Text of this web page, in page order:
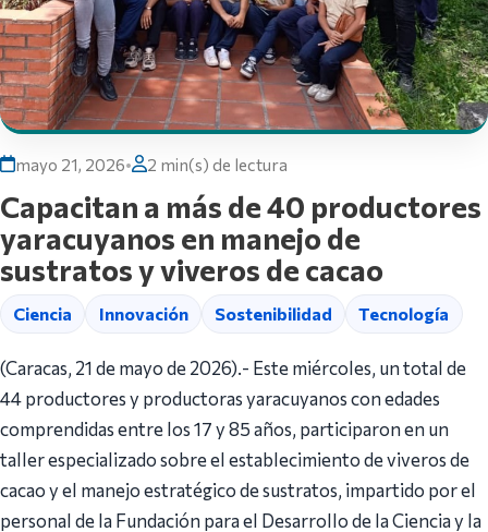
mayo 21, 2026• 2 min(s) de lectura
Capacitan a más de 40 productores
yaracuyanos en manejo de
sustratos y viveros de cacao
Ciencia Innovación Sostenibilidad Tecnología
(Caracas, 21 de mayo de 2026).- Este miércoles, un total de
44 productores y productoras yaracuyanos con edades
comprendidas entre los 17 y 85 años, participaron en un
taller especializado sobre el establecimiento de viveros de
cacao y el manejo estratégico de sustratos, impartido por el
personal de la Fundación para el Desarrollo de la Ciencia y la